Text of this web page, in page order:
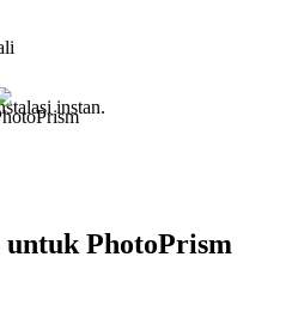
PhotoPrism